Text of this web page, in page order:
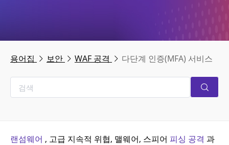
용어집 보안 WAF 공격 다단계 인증(MFA) 서비스
랜섬웨어 , 고급 지속적 위협, 맬웨어, 스피어 피싱 공격 과